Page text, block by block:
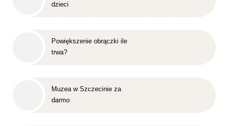
dzieci
Powiększenie obrączki ile
trwa?
Muzea w Szczecinie za
darmo